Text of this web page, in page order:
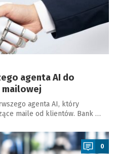
agenta AI do
mailowej
agenta AI, który
maile od klientów. Bank …
0